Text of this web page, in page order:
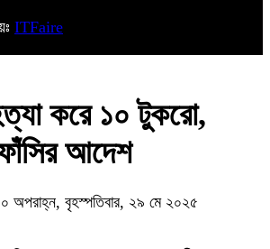
ITFaire
করে ১০ টুকরো,
আদেশ
বৃহস্পতিবার, ২৯ মে ২০২৫